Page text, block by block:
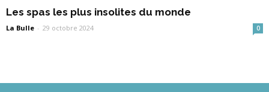
Les spas les plus insolites du monde
La Bulle - 29 octobre 2024 0